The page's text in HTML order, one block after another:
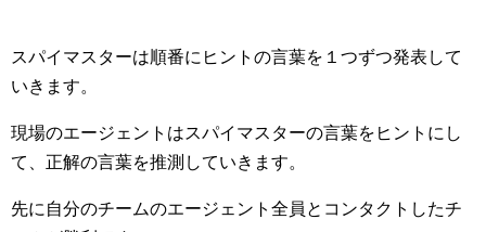
スパイマスターは順番にヒントの言葉を１つずつ発表して
いきます。
現場のエージェントはスパイマスターの言葉をヒントにし
て、正解の言葉を推測していきます。
先に自分のチームのエージェント全員とコンタクトしたチ